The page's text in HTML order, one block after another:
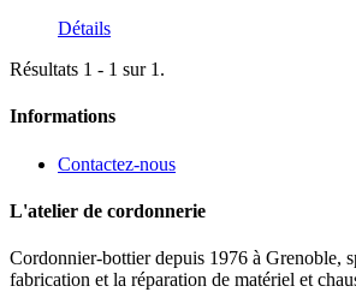
Détails
Résultats 1 - 1 sur 1.
Informations
Contactez-nous
L'atelier de cordonnerie
Cordonnier-bottier depuis 1976 à Grenoble,
fabrication et la réparation de matériel et